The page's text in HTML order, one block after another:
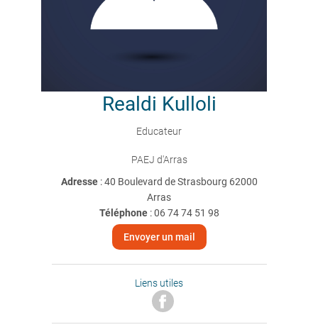
Realdi Kulloli
Educateur
PAEJ d'Arras
Adresse : 40 Boulevard de Strasbourg 62000
Arras
Téléphone:06 74 74 51 98
Envoyer un mail
Liens utiles